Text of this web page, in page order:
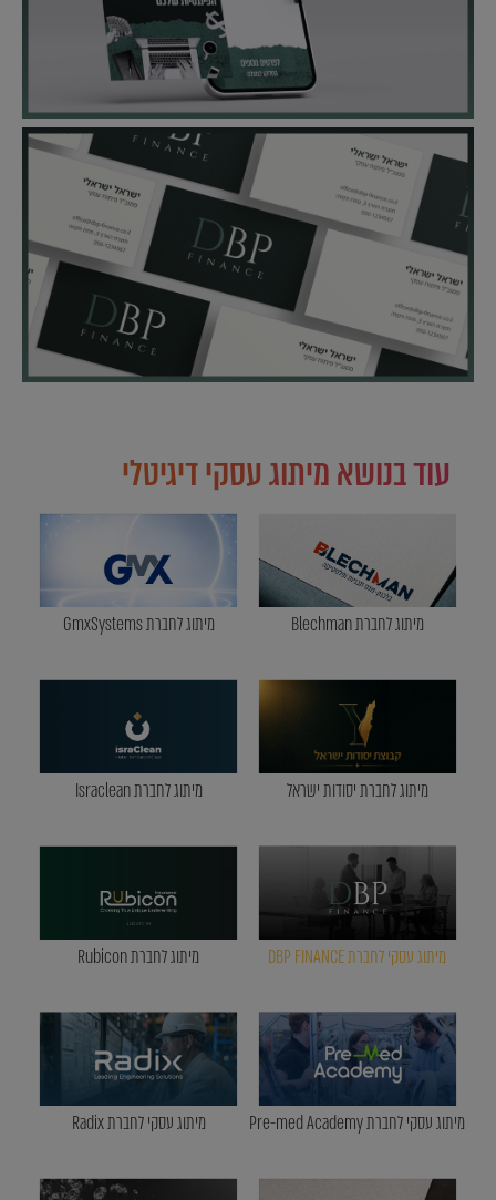
עוד בנושא מיתוג עסקי דיגיטלי
מיתוג לחברת Blechman מיתוג לחברת GmxSystems
מיתוג לחברת יסודות ישראל מיתוג לחברת Israclean
מיתוג עסקי לחברת DBP FINANCE מיתוג לחברת Rubicon
מיתוג עסקי לחברת Pre-med Academy מיתוג עסקי לחברת Radix